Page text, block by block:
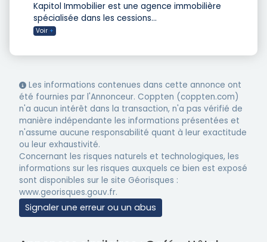
Kapitol Immobilier est une agence immobilière
spécialisée dans les cessions...
Voir +
Les informations contenues dans cette annonce ont
été fournies par l'Annonceur. Coppten (coppten.com)
n'a aucun intérêt dans la transaction, n'a pas vérifié de
manière indépendante les informations présentées et
n'assume aucune responsabilité quant à leur exactitude
ou leur exhaustivité.
Concernant les risques naturels et technologiques, les
informations sur les risques auxquels ce bien est exposé
sont disponibles sur le site Géorisques :
www.georisques.gouv.fr.
Signaler une erreur ou un abus